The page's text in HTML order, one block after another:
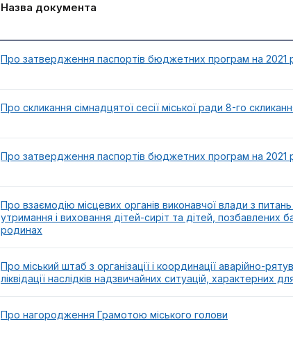
Назва документа
Про затвердження паспортів бюджетних програм на 2021
Про скликання сімнадцятої сесії міської ради 8-го
Про затвердження паспортів бюджетних програм на 2021
Про взаємодію місцевих органів виконавчої влади з
утримання і виховання дітей-сиріт та дітей, позбавлених
родинах
Про міський штаб з організації і координації аварійно-
ліквідації наслідків надзвичайних ситуацій, характерних
Про нагородження Грамотою міського голови